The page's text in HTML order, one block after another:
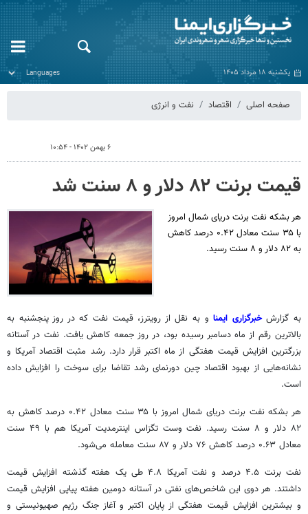
یکشنبه ۱۸ مرداد ۱۴۰۵
صفحه اصلی اقتصاد نفت و انرژی
۶ بهمن ۱۴۰۲ - ۱۰:۵۴
قیمت برنت ۸۲ دلار و ۸ سنت شد
هر بشکه نفت برنت دریای شمال امروز
با ۳۵ سنت معادل ۰.۴۲ درصد کاهش
به ۸۲ دلار و ۸ سنت رسید.
به گزارشخبرگزاری ایمناو به نقل از رویترز، قیمت نفت که در روز پنجشنبه به
بالاترین رقم از ماه دسامبر رسیده بود، در روز جمعه کاهش یافت. نفت در آستانه
بزرگترین افزایش قیمت هفتگی از ماه اکتبر قرار دارد. رشد مثبت اقتصاد آمریکا و
نشانه‌هایی از بهبود اقتصاد چین دورنمای رشد تقاضا برای سوخت را افزایش داده
است.
هر بشکه نفت برنت
دریای شمال امروز با ۳۵ سنت معادل ۰.۴۲ درصد کاهش به
۸۲ دلار و ۸ سنت رسید. نفت
وست تگزاس اینترمدیت
آمریکا هم با ۴۹ سنت
معادل ۰.۶۳ درصد کاهش ۷۶ دلار و ۸۷ سنت معامله می‌شود.
نفت برنت
۴.۵ درصد و نفت آمریکا ۴.۸ طی یک هفته گذشته افزایش قیمت
داشتند. هر دوی این شاخص‌های نفتی در آستانه دومین هفته پیاپی افزایش قیمت
و بیشترین افزایش قیمت هفتگی از پایان اکتبر و آغاز جنگ رژیم صهیونیستی و